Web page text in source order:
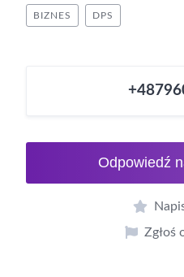
BIZNES DPS
Odpowiedź
Zgłoś